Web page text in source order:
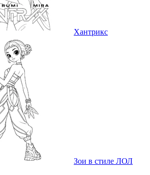
Хантрикс
Зои в стиле ЛОЛ